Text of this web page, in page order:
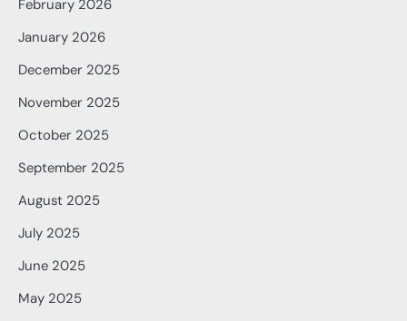
February 2026
January 2026
December 2025
November 2025
October 2025
September 2025
August 2025
July 2025
June 2025
May 2025